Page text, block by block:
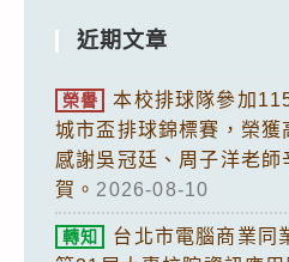
近期文章
榮譽
本校排球隊參加
城市盃排球錦標賽，榮獲
感謝吳冠廷、周子洋老師
賀。 2026-08-10
轉知
台北市電腦商業同